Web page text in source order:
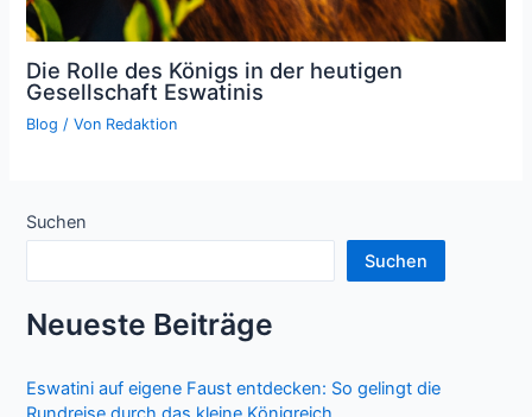
Die Rolle des Königs in der heutigen
Gesellschaft Eswatinis
Blog / Von Redaktion
Suchen
Suchen
Neueste Beiträge
Eswatini auf eigene Faust entdecken: So gelingt die